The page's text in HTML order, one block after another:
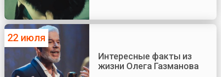
22 июля
Интересные факты из
жизни Олега Газманова